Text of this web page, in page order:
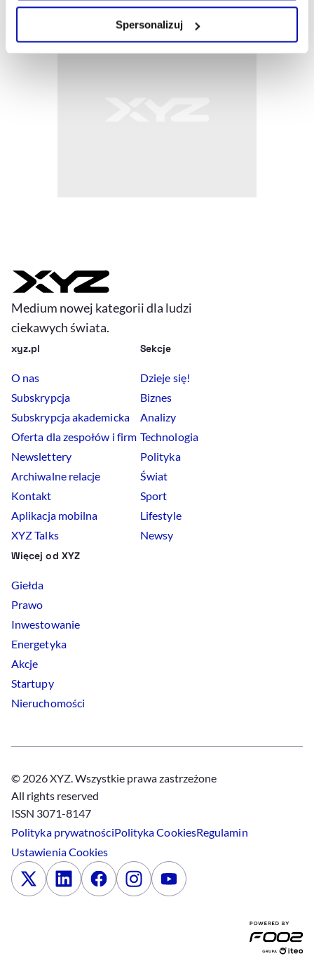
Spersonalizuj
Medium nowej kategorii dla ludzi
ciekawych świata.
xyz.pl
O nas
Subskrypcja
Subskrypcja akademicka
Oferta dla zespołów i firm
Newslettery
Archiwalne relacje
Kontakt
Aplikacja mobilna
XYZ Talks
Sekcje
Dzieje się!
Biznes
Analizy
Technologia
Polityka
Świat
Sport
Lifestyle
Newsy
Więcej od XYZ
Giełda
Prawo
Inwestowanie
Energetyka
Akcje
Startupy
Nieruchomości
© 2026 XYZ. Wszystkie prawa zastrzeżone
All rights reserved
ISSN 3071-8147
Polityka prywatnościPolitykaCookiesRegulamin
UstawieniaCookies
x LinkedinFacebookInstagramYoutube